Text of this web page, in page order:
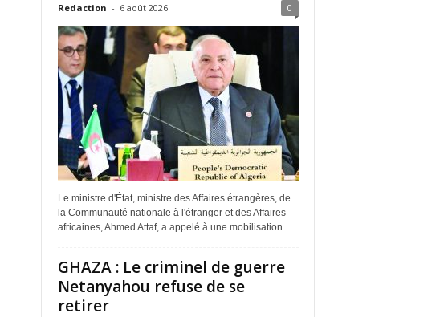
Redaction - 6 août 2026 0
Le ministre d'État, ministre des Affaires étrangères, de
la Communauté nationale à l'étranger et des Affaires
africaines, Ahmed Attaf, a appelé à une mobilisation...
GHAZA : Le criminel de guerre
Netanyahou refuse de se
retirer